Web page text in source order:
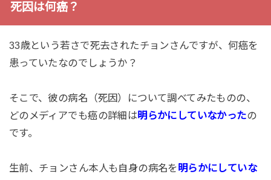
死因は何癌？
33歳という若さで死去されたチョンさんですが、何癌を
患っていたなのでしょうか？
そこで、彼の病名（死因）について調べてみたものの、
どのメディアでも癌の詳細は明らかにしていなかったの
です。
生前、チョンさん本人も自身の病名を明らかにしていな